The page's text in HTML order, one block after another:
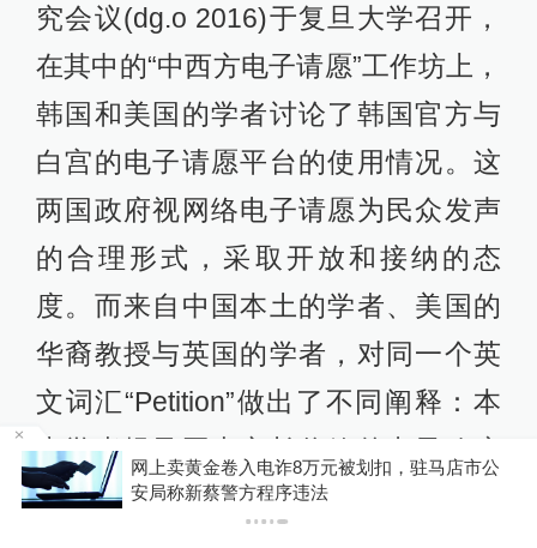
究会议(dg.o 2016)于复旦大学召开，
在其中的“中西方电子请愿”工作坊上，
韩国和美国的学者讨论了韩国官方与
白宫的电子请愿平台的使用情况。这
两国政府视网络电子请愿为民众发声
的合理形式，采取开放和接纳的态
度。而来自中国本土的学者、美国的
华裔教授与英国的学者，对同一个英
文词汇“Petition”做出了不同阐释：本
土学者提及国内市长信箱的电子政府
个案，美国华裔学者研究访民上访的
网上卖黄金卷入电诈8万元被划扣，驻马店市公
安局称新蔡警方程序违法